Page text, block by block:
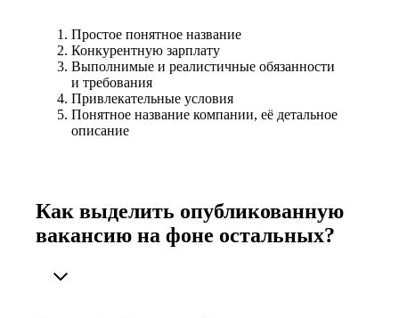
Простое понятное название
Конкурентную зарплату
Выполнимые и реалистичные обязанности
и требования
Привлекательные условия
Понятное название компании, её детальное
описание
Как выделить опубликованную
вакансию на фоне остальных?